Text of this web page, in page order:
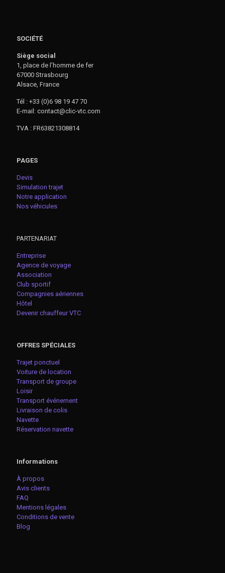
SOCIÉTÉ
Siège social
1, place de l’homme de fer
67000 Strasbourg
Alsace, France
Tél : +33 (0)6 98 19 47 70
E-mail: contact@clic-vtc.com
TVA : FR63821308814
PAGES
Devis
Simulation trajet
Notre application
Nos véhicules
PARTENARIAT
Entreprise
Agence de voyage
Association
Club sportif
Compagnies aériennes
Hôtel
Devenir chauffeur VTC
OFFRES SPÉCIALES
Trajet ponctuel
Voiture de location
Transport de groupe
Loisir
Transport événement
Livraison de colis
Navette
Réservation navette
Informations
À propos
Avis clients
FAQ
Mentions légales
Conditions de vente
Blog